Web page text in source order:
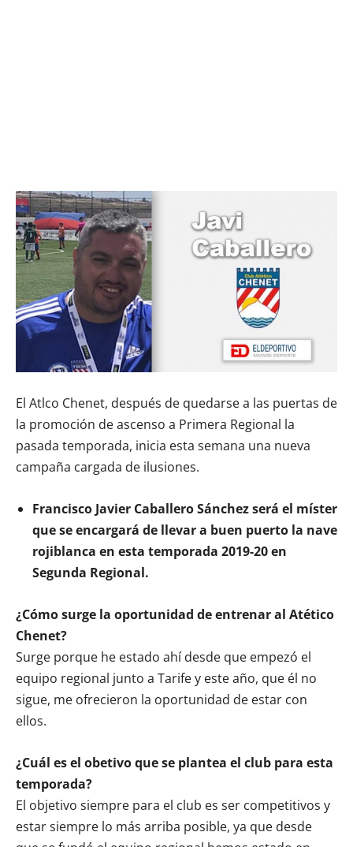
El Atlco Chenet, después de quedarse a las puertas de
la promoción de ascenso a Primera Regional la
pasada temporada, inicia esta semana una nueva
campaña cargada de ilusiones.
Francisco Javier Caballero Sánchez será el míster
que se encargará de llevar a buen puerto la nave
rojiblanca en esta temporada 2019-20 en
Segunda Regional.
¿Cómo surge la oportunidad de entrenar al Atético
Chenet?
Surge porque he estado ahí desde que empezó el
equipo regional junto a Tarife y este año, que él no
sigue, me ofrecieron la oportunidad de estar con
ellos.
¿Cuál es el obetivo que se plantea el club para esta
temporada?
El objetivo siempre para el club es ser competitivos y
estar siempre lo más arriba posible, ya que desde